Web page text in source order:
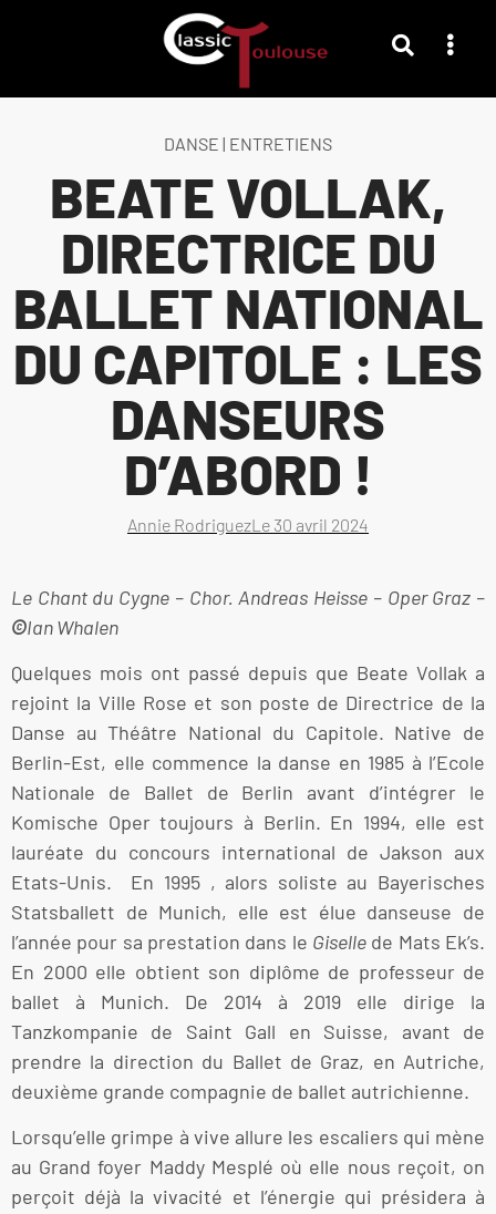
DANSE | ENTRETIENS
BEATE VOLLAK,
DIRECTRICE DU
BALLET NATIONAL
DU CAPITOLE : LES
DANSEURS
D’ABORD !
Annie RodriguezLe 30 avril 2024
Le Chant du Cygne – Chor. Andreas Heisse – Oper Graz –
©Ian Whalen
Quelques mois ont passé depuis que Beate Vollak a
rejoint la Ville Rose et son poste de Directrice de la
Danse au Théâtre National du Capitole. Native de
Berlin-Est, elle commence la danse en 1985 à l’Ecole
Nationale de Ballet de Berlin avant d’intégrer le
Komische Oper toujours à Berlin. En 1994, elle est
lauréate du concours international de Jakson aux
Etats-Unis. En 1995 , alors soliste au Bayerisches
Statsballett de Munich, elle est élue danseuse de
l’année pour sa prestation dans le Giselle de Mats Ek’s.
En 2000 elle obtient son diplôme de professeur de
ballet à Munich. De 2014 à 2019 elle dirige la
Tanzkompanie de Saint Gall en Suisse, avant de
prendre la direction du Ballet de Graz, en Autriche,
deuxième grande compagnie de ballet autrichienne.
Lorsqu’elle grimpe à vive allure les escaliers qui mène
au Grand foyer Maddy Mesplé où elle nous reçoit, on
perçoit déjà la vivacité et l’énergie qui présidera à